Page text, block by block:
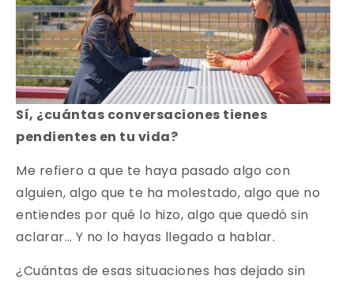
Sí, ¿cuántas conversaciones tienes
pendientes en tu vida?
Me refiero a que te haya pasado algo con
alguien, algo que te ha molestado, algo que no
entiendes por qué lo hizo, algo que quedó sin
aclarar… Y no lo hayas llegado a hablar.
¿Cuántas de esas situaciones has dejado sin